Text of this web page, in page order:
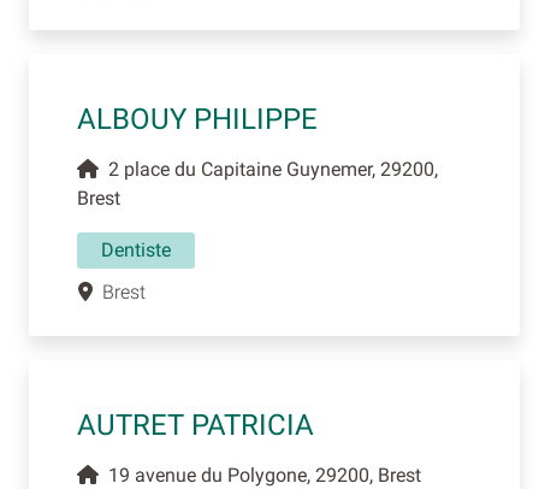
ALBOUY PHILIPPE
2 place du Capitaine Guynemer, 29200,
Brest
Dentiste
Brest
AUTRET PATRICIA
19 avenue du Polygone, 29200, Brest